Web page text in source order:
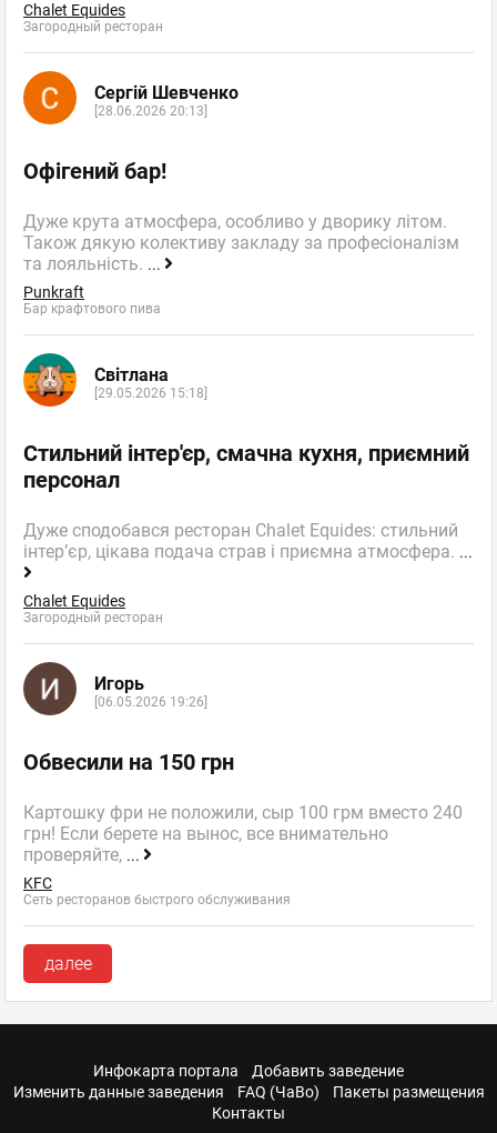
Chalet Equides
Загородный ресторан
Сергій Шевченко
[28.06.2026 20:13]
Офігений бар!
Дуже крута атмосфера, особливо у дворику літом.
Також дякую колективу закладу за професіоналізм
та лояльність. ...
Punkraft
Бар крафтового пива
Світлана
[29.05.2026 15:18]
Стильний інтер'єр, смачна кухня, приємний
персонал
Дуже сподобався ресторан Chalet Equides: стильний
інтер’єр, цікава подача страв і приємна атмосфера. ...
Chalet Equides
Загородный ресторан
Игорь
[06.05.2026 19:26]
Обвесили на 150 грн
Картошку фри не положили, сыр 100 грм вместо 240
грн! Если берете на вынос, все внимательно
проверяйте, ...
KFC
Сеть ресторанов быстрого обслуживания
далее
Инфокарта портала
Добавить заведение
Изменить данные заведения
FAQ (ЧаВо)
Пакеты размещения
Контакты